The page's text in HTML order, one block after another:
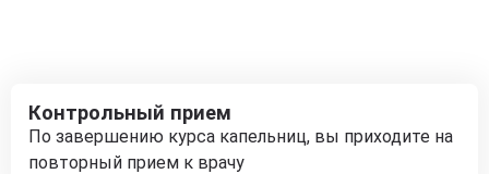
Контрольный прием
По завершению курса капельниц, вы приходите на
повторный прием к врачу